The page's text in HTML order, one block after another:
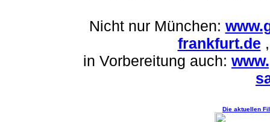
Nicht nur München:
frankfurt.de
in Vorbereitung auch:
Die aktuellen